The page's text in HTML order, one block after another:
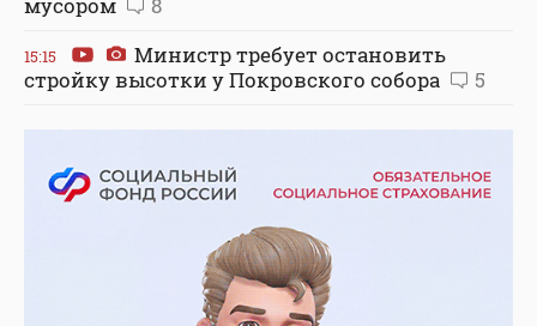
15:15
Министр требует остановить
стройку высотки у Покровского собора
5